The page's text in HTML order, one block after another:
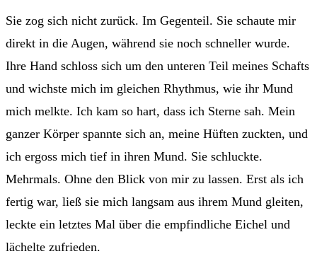
Sie zog sich nicht zurück. Im Gegenteil. Sie schaute mir
direkt in die Augen, während sie noch schneller wurde.
Ihre Hand schloss sich um den unteren Teil meines Schafts
und wichste mich im gleichen Rhythmus, wie ihr Mund
mich melkte. Ich kam so hart, dass ich Sterne sah. Mein
ganzer Körper spannte sich an, meine Hüften zuckten, und
ich ergoss mich tief in ihren Mund. Sie schluckte.
Mehrmals. Ohne den Blick von mir zu lassen. Erst als ich
fertig war, ließ sie mich langsam aus ihrem Mund gleiten,
leckte ein letztes Mal über die empfindliche Eichel und
lächelte zufrieden.